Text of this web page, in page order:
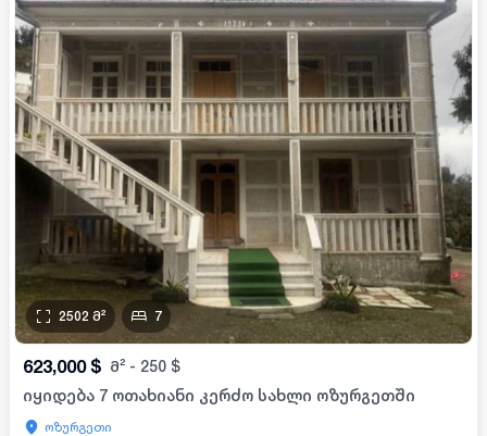
2502 მ² 7
623,000 $ მ² - 250 $
იყიდება 7 ოთახიანი კერძო სახლი ოზურგეთში
ოზურგეთი